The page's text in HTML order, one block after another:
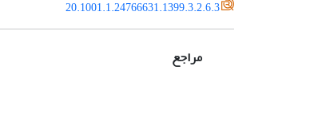
20.1001.1.24766631.1399.3.2.6.3
مراجع